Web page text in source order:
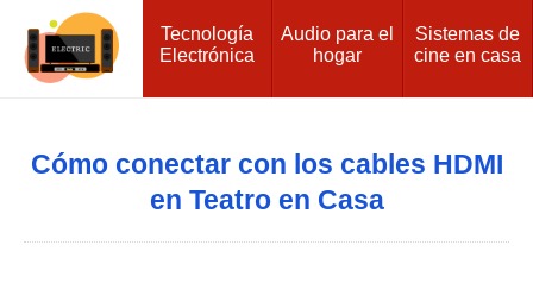
Tecnología
Electrónica
Audio para el
hogar
Sistemas de
cine en casa
Cómo conectar con los cables HDMI
en Teatro en Casa